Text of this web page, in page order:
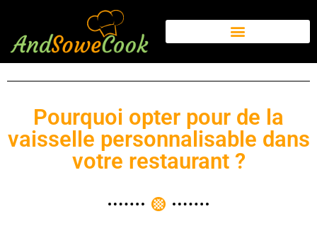
Pourquoi opter pour de la
vaisselle personnalisable dans
votre restaurant ?